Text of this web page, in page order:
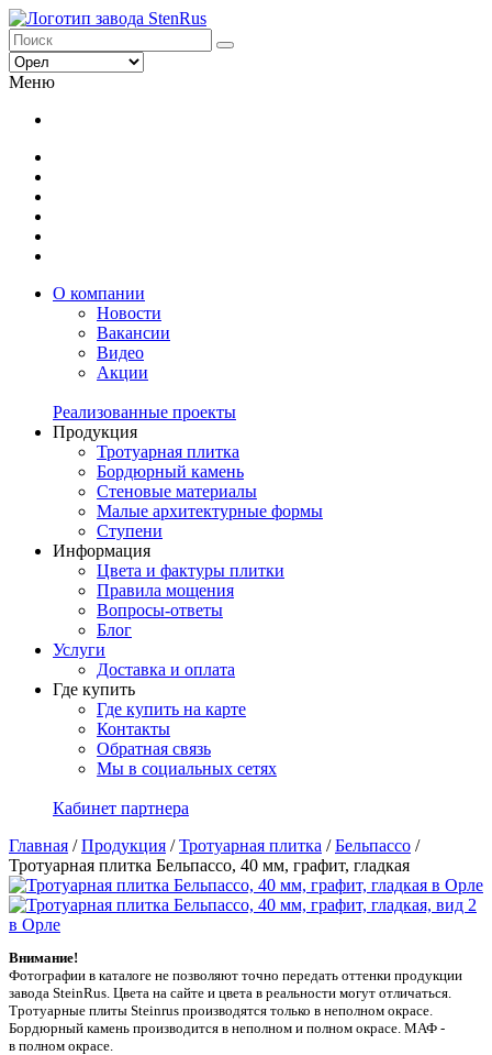
Меню
О компании
Новости
Вакансии
Видео
Акции
Реализованные проекты
Продукция
Тротуарная плитка
Бордюрный камень
Стеновые материалы
Малые архитектурные формы
Ступени
Информация
Цвета и фактуры плитки
Правила мощения
Вопросы-ответы
Блог
Услуги
Доставка и оплата
Где купить
Где купить на карте
Контакты
Обратная связь
Мы в социальных сетях
Кабинет партнера
Главная /Продукция /Тротуарная плитка /Бельпассо /
Тротуарная плитка Бельпассо, 40 мм, графит, гладкая
Внимание!
Фотографии в каталоге не позволяют точно передать оттенки продукции
заводa SteinRus. Цвета на сайте и цвета в реальности могут отличаться.
Тротуарные плиты Steinrus производятся только в неполном окрасе.
Бордюрный камень производится в неполном и полном окрасе. МАФ -
в полном окрасе.